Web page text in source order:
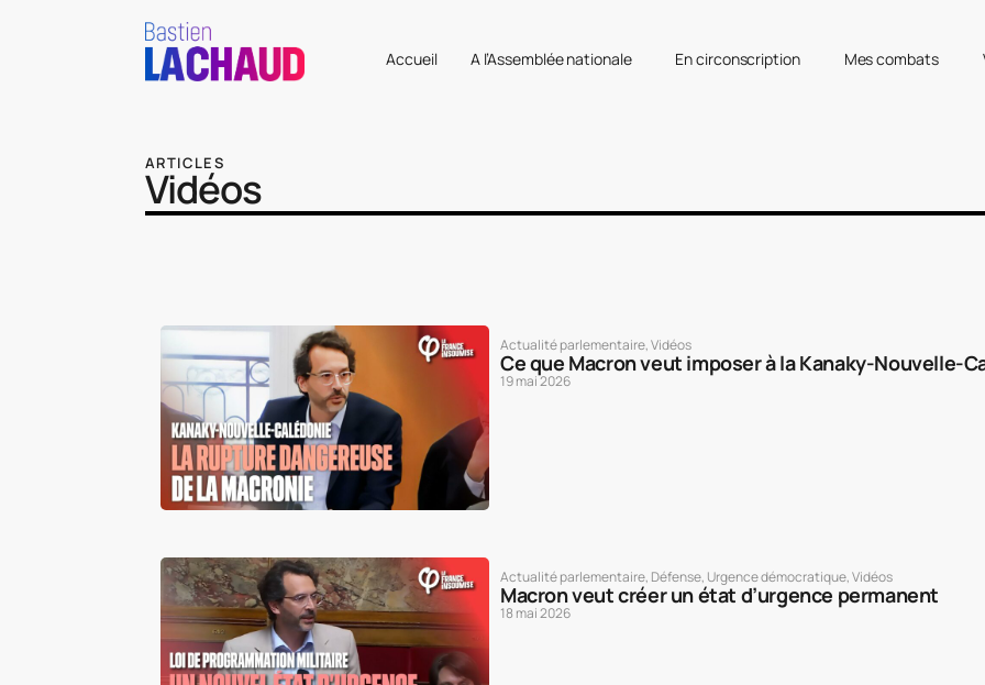
Accueil A l’Assemblée nationale En circonscription Mes combats
ARTICLES
Vidéos
Actualité parlementaire,Vidéos
Ce que Macron veut imposer à la Kanaky-Nouvelle-
19 mai 2026
Actualité parlementaire, Défense, Urgence démocratique,Vidéos
Macron veut créer un état d’urgence permanent
18 mai 2026